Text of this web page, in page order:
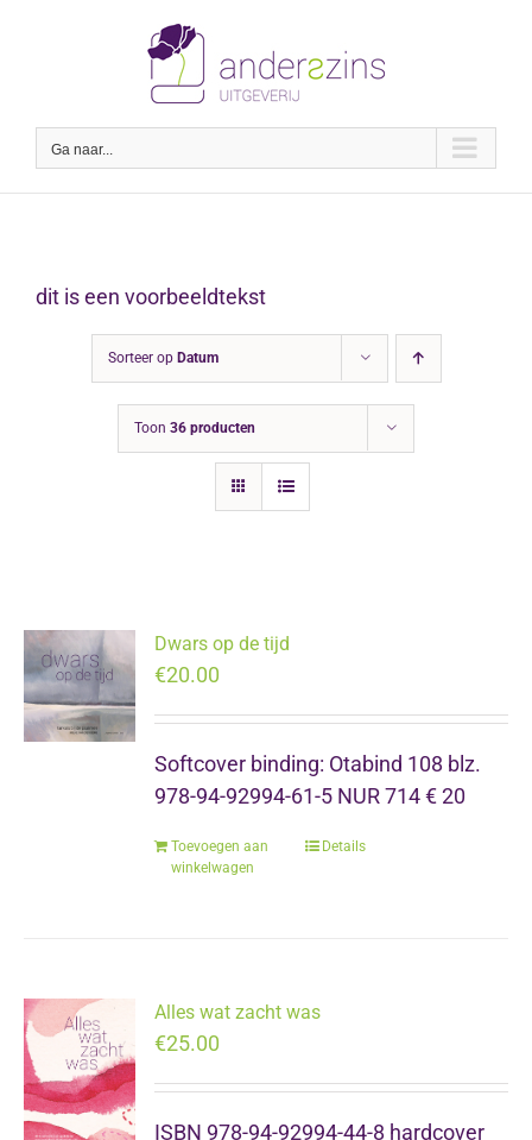
Ga naar...
dit is een voorbeeldtekst
Sorteer op Datum
Toon 36 producten
Dwars op de tijd
€20.00
Softcover binding: Otabind 108 blz.
978-94-92994-61-5 NUR 714 € 20
Toevoegen aan
winkelwagen
Details
Alles wat zacht was
€25.00
ISBN 978-94-92994-44-8 hardcover